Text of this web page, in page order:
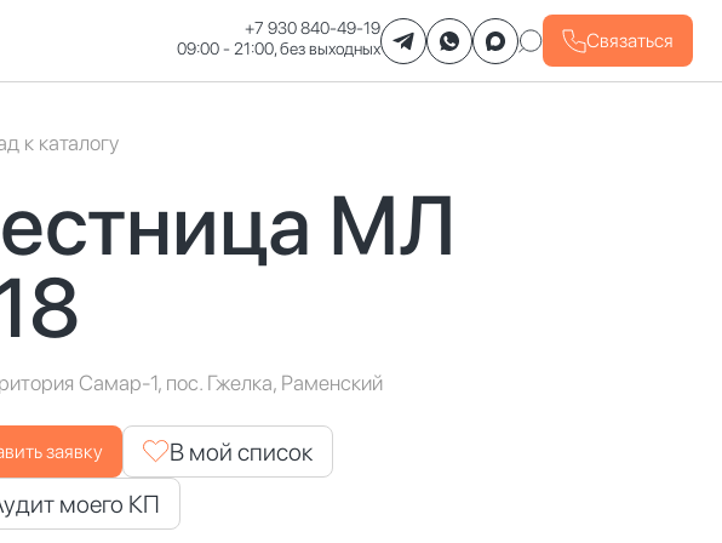
+7 930 840-49-19
09:00 - 21:00, без выходных
Связаться
к каталогу
МЛ
Самар-1, пос. Гжелка, Раменский
заявку
В мой список
моего КП